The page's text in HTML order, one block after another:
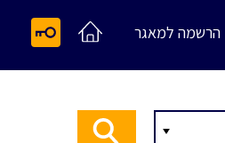
הרשמה למאגר